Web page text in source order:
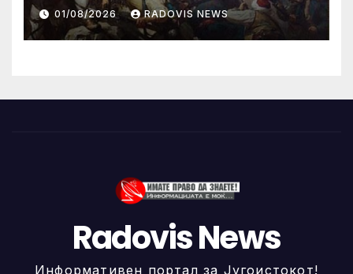
ИЛИНДЕНА!
01/08/2026 RADOVIS NEWS
Radovis News
Информативен портал за Југоистокот!